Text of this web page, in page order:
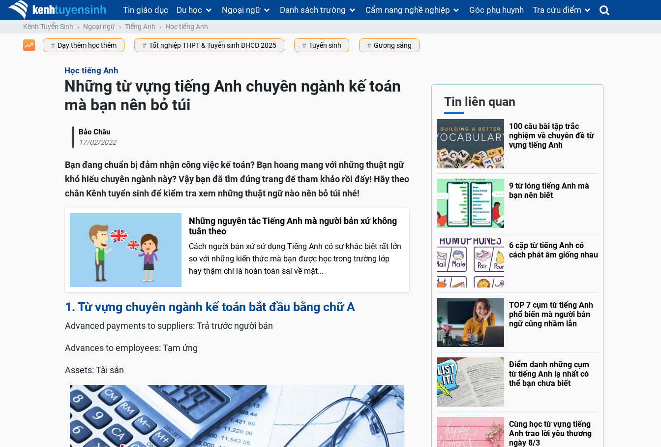
Tin giáo dục Du học Ngoại ngữ Danh sách trường Cẩm nang nghề nghiệp Góc phụ huynh Tra cứu điểm
Kênh Tuyển Sinh Ngoại ngữ Tiếng Anh Học tiếng Anh
Dạy thêm học thêm Tốt nghiệp THPT & Tuyển sinh ĐHCĐ 2025 Tuyến sinh Gương sáng
Học tiếng Anh
Những từ vựng tiếng Anh chuyên ngành kế toán
mà bạn nên bỏ túi
Bảo Châu
17/02/2022
Bạn đang chuẩn bị đảm nhận công việc kế toán? Bạn hoang mang với những thuật ngữ
khó hiểu chuyên ngành này? Vậy bạn đã tìm đúng trang để tham khảo rồi đấy! Hãy theo
chân Kênh tuyển sinh để kiểm tra xem những thuật ngữ nào nên bỏ túi nhé!
Những nguyên tắc Tiếng Anh mà người bản xứ không
tuân theo
Cách người bản xứ sử dụng Tiếng Anh có sự khác biệt rất lớn
so với những kiến thức mà bạn được học trong trường lớp
hay thậm chí là hoàn toàn sai về mặt...
1. Từ vựng chuyên ngành kế toán bắt đầu bằng chữ A
Advanced payments to suppliers: Trả trước người bán
Advances to employees: Tạm ứng
Assets: Tài sản
Tin liên quan
100 câu bài tập trắc
nghiệm về chuyên đề từ
vựng tiếng Anh
9 từ lóng tiếng Anh mà
bạn nên biết
6 cặp từ tiếng Anh có
cách phát âm giống nhau
TOP 7 cụm từ tiếng Anh
phổ biến mà người bản
ngữ cũng nhầm lẫn
Điểm danh những cụm
từ tiếng Anh lạ nhất có
thể bạn chưa biết
Cùng học từ vựng tiếng
Anh trao lời yêu thương
ngày 8/3